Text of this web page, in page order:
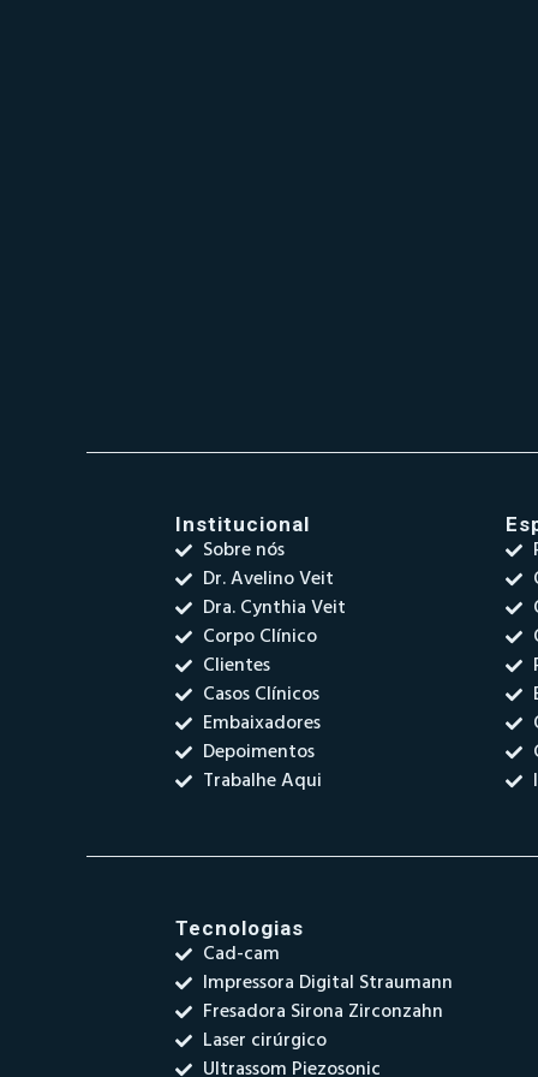
Institucional
Sobre nós
Dr. Avelino Veit
Dra. Cynthia Veit
Corpo Clínico
Clientes
Casos Clínicos
Embaixadores
Depoimentos
Trabalhe Aqui
Tecnologias
Cad-cam
Impressora Digital Straumann
Fresadora Sirona Zirconzahn
Laser cirúrgico
Ultrassom Piezosonic